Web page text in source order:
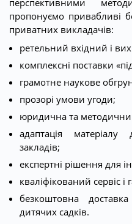
перспективними
пропонуємо привабливі
приватних викладачів:
ретельний вхідний і
комплексні поставки
грамотне наукове
прозорі умови угоди;
юридична та
адаптація
закладів;
експертні рішення для
кваліфікований сервіс
безкоштовна
дитячих садків.